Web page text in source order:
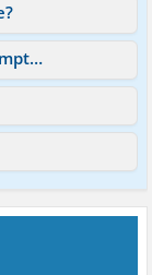
Symptome einer Psychose - Negativsymptome vorhanden